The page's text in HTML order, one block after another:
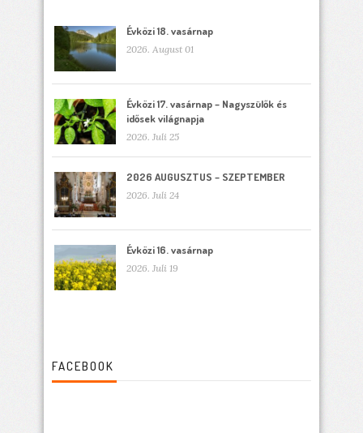
Évközi 18. vasárnap
2026. August 01
Évközi 17. vasárnap – Nagyszülők és
idősek világnapja
2026. Juli 25
2026 AUGUSZTUS – SZEPTEMBER
2026. Juli 24
Évközi 16. vasárnap
2026. Juli 19
FACEBOOK